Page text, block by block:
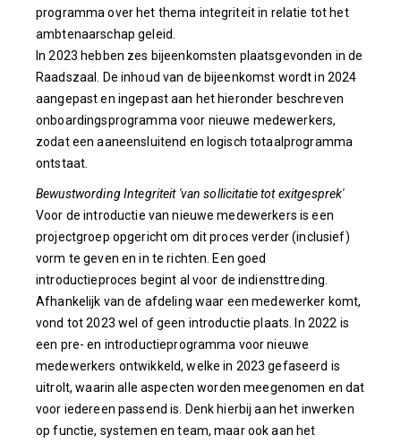
programma over het thema integriteit in relatie tot het
ambtenaarschap geleid.
In 2023 hebben zes bijeenkomsten plaatsgevonden in de
Raadszaal. De inhoud van de bijeenkomst wordt in 2024
aangepast en ingepast aan het hieronder beschreven
onboardingsprogramma voor nieuwe medewerkers,
zodat een aaneensluitend en logisch totaalprogramma
ontstaat.
Bewustwording Integriteit 'van sollicitatie tot exitgesprek'
Voor de introductie van nieuwe medewerkers is een
projectgroep opgericht om dit proces verder (inclusief)
vorm te geven en in te richten. Een goed
introductieproces begint al voor de indiensttreding.
Afhankelijk van de afdeling waar een medewerker komt,
vond tot 2023 wel of geen introductie plaats. In 2022 is
een pre- en introductieprogramma voor nieuwe
medewerkers ontwikkeld, welke in 2023 gefaseerd is
uitrolt, waarin alle aspecten worden meegenomen en dat
voor iedereen passend is. Denk hierbij aan het inwerken
op functie, systemen en team, maar ook aan het